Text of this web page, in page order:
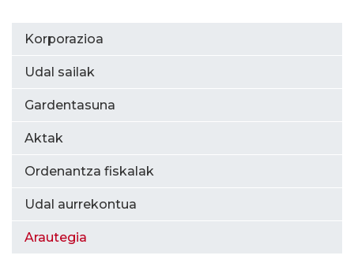
Korporazioa
Udal sailak
Gardentasuna
Aktak
Ordenantza fiskalak
Udal aurrekontua
Arautegia